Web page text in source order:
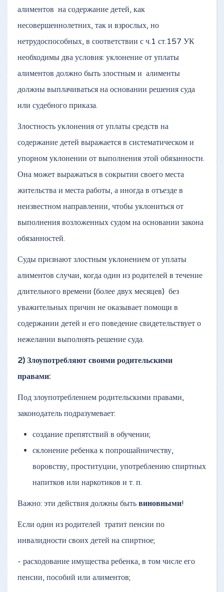
алиментов на содержание детей, как
несовершеннолетних, так и взрослых, но
нетрудоспособных, в соответствии с ч.1 ст.157 УК
необходимы два условия: уклонение от уплаты
алиментов должно быть злостным и алименты
должны выплачиваться на основании решения суда
или судебного приказа.
Злостность уклонения от уплаты средств на
содержание детей выражается в систематическом и
упорном уклонении от выполнения этой обязанности.
Она может выражаться в сокрытии своего места
жительства и места работы, а иногда в отъезде в
неизвестном направлении, чтобы уклониться от
выполнения возложенных судом на основании закона
обязанностей.
Суды признают злостным уклонением от уплаты
алиментов случаи, когда один из родителей в течение
длительного времени (более двух месяцев) без
уважительных причин не оказывает помощи в
содержании детей и его поведение свидетельствует о
нежелании выполнять решение суда.
2) Злоупотребляют своими родительскими
правами:
Под злоупотреблением родительскими правами,
законодатель подразумевает:
создание препятствий в обучении;
склонение ребенка к попрошайничеству,
воровству, проституции, употреблению спиртных
напитков или наркотиков и т. п.
Важно: эти действия должны быть виновными!
Если один из родителей тратит пенсии по
инвалидности своих детей на спиртное;
- расходование имущества ребенка, в том числе его
пенсии, пособий или алиментов;